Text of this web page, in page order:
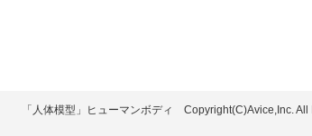
「人体模型」ヒューマンボディ Copyright(C)Avice,Inc.